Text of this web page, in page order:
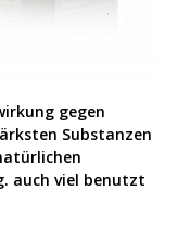
gegen
Substanzen
auch viel benutzt